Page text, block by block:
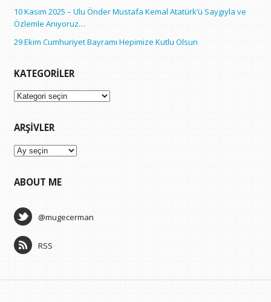
10 Kasım 2025 – Ulu Önder Mustafa Kemal Atatürk’ü Saygıyla ve
Özlemle Anıyoruz…
29 Ekim Cumhuriyet Bayramı Hepimize Kutlu Olsun
KATEGORILER
Kategoriler
ARŞIVLER
Arşivler
ABOUT ME
@mugecerman
RSS